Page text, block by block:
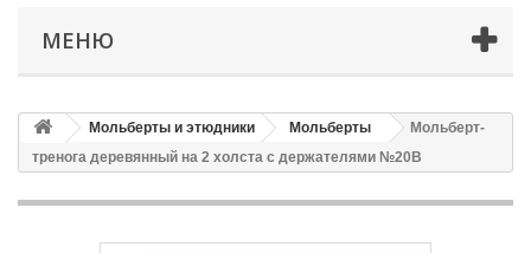
МЕНЮ
Мольберты и этюдники Мольберты
Мольберт-
тренога деревянный на 2 холста с держателями №20В